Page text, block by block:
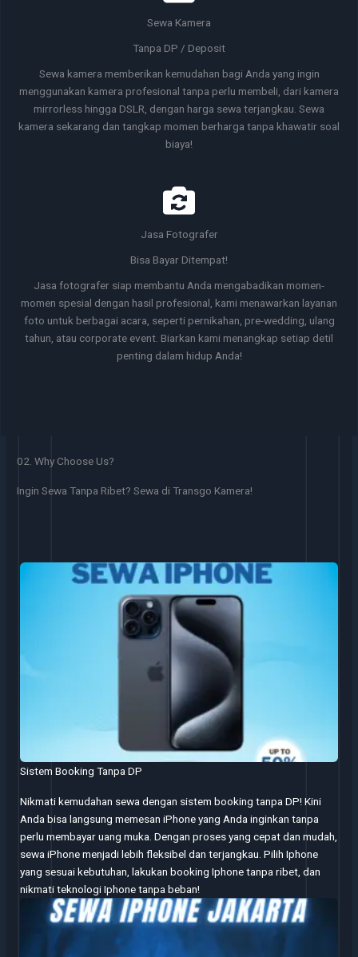
Sewa Kamera
Tanpa DP / Deposit
Sewa kamera memberikan kemudahan bagi Anda yang ingin
menggunakan kamera profesional tanpa perlu membeli, dari kamera
mirrorless hingga DSLR, dengan harga sewa terjangkau. Sewa
kamera sekarang dan tangkap momen berharga tanpa khawatir soal
biaya!
Jasa Fotografer
Bisa Bayar Ditempat!
Jasa fotografer siap membantu Anda mengabadikan momen-
momen spesial dengan hasil profesional, kami menawarkan layanan
foto untuk berbagai acara, seperti pernikahan, pre-wedding, ulang
tahun, atau corporate event. Biarkan kami menangkap setiap detil
penting dalam hidup Anda!
02. Why Choose Us?
Ingin Sewa Tanpa Ribet? Sewa di Transgo Kamera!
Sistem Booking Tanpa DP
Nikmati kemudahan sewa dengan sistem booking tanpa DP! Kini
Anda bisa langsung memesan iPhone yang Anda inginkan tanpa
perlu membayar uang muka. Dengan proses yang cepat dan mudah,
sewa iPhone menjadi lebih fleksibel dan terjangkau. Pilih Iphone
yang sesuai kebutuhan, lakukan booking Iphone tanpa ribet, dan
nikmati teknologi Iphone tanpa beban!